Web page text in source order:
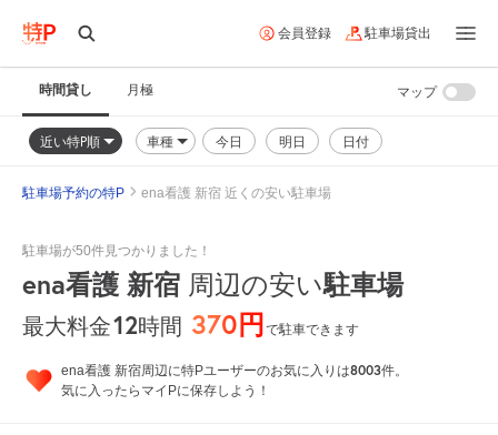
会員登録 駐車場貸出
時間貸し 月極
近い特P順 車種 今日 明日 日付
マップ
駐車場予約の特P ena看護 新宿 近くの安い駐車場
駐車場が50件見つかりました！
ena看護 新宿 周辺の安い駐車場
最大料金12時間 370円で駐車できます
ena看護 新宿周辺に特Pユーザーのお気に入りは8003件。
気に入ったらマイPに保存しよう！